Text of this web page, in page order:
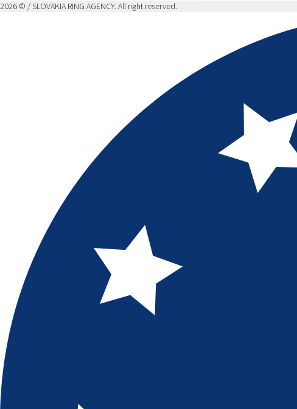
2026 © / SLOVAKIA RING AGENCY. All right reserved.